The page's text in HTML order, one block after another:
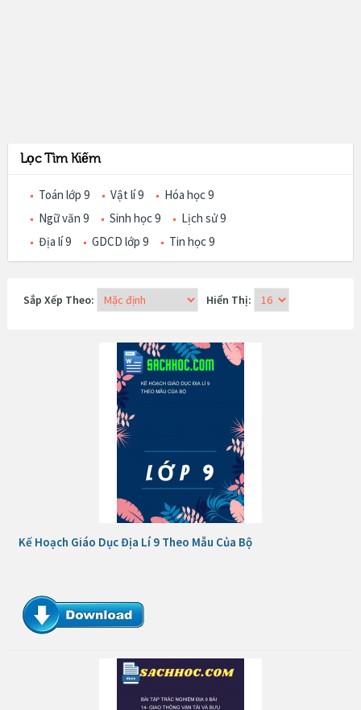
Lọc Tìm Kiếm
Toán lớp 9 Vật lí 9
Hóa học 9
Ngữ văn 9
Sinh học 9
Lịch sử 9
Địa lí 9
GDCD lớp 9 Tin học 9
Sắp Xếp Theo: Hiển Thị:
Kế Hoạch Giáo Dục Địa Lí 9 Theo Mẫu Của Bộ